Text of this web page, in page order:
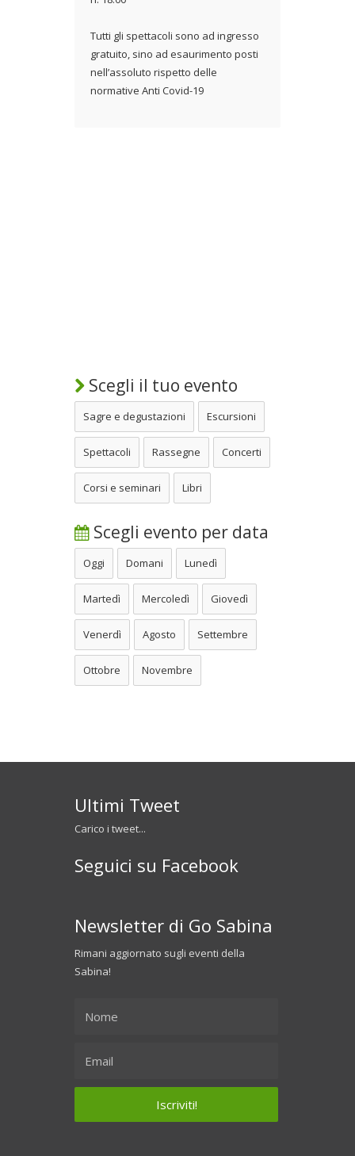
Tutti gli spettacoli sono ad ingresso
gratuito, sino ad esaurimento posti
nell’assoluto rispetto delle
normative Anti Covid-19
Scegli il tuo evento
Sagre e degustazioni Escursioni
Spettacoli Rassegne Concerti
Corsi e seminari Libri
Scegli evento per data
Oggi Domani Lunedì
Martedì Mercoledì Giovedì
Venerdì Agosto Settembre
Ottobre Novembre
Ultimi Tweet
Carico i tweet...
Seguici su Facebook
Newsletter di Go Sabina
Rimani aggiornato sugli eventi della
Sabina!